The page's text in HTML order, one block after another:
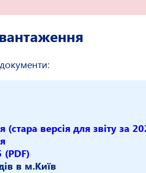
версія для звіту за
в м.Київ